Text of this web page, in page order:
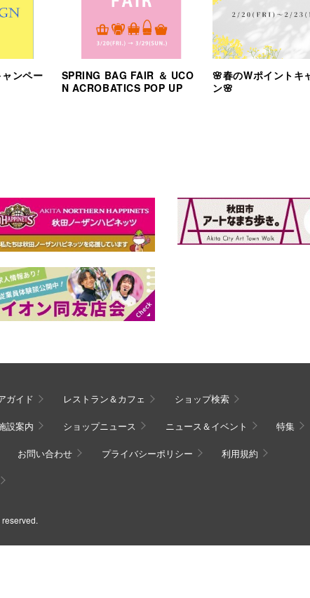
ンペー
SPRING BAG FAIR ＆ UCO
N ACROBATICS POP UP
🌸春のWポイントキ
ン🌸
ガイド レストラン＆カフェ ショップ検索
設案内 ショップニュース ニュース＆イベント 特集
お問い合わせ プライバシーポリシー 利用規約